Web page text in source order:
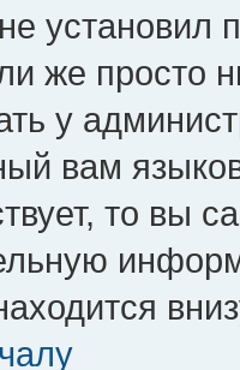
установил
же просто
у
вам
то вы